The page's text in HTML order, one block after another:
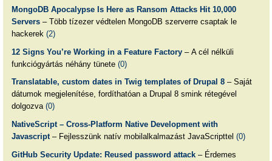
MongoDB Apocalypse Is Here as Ransom Attacks Hit 10,000
Servers– Több tízezer védtelen MongoDB szerverre csaptak le
hackerek (2)
12 Signs You’re Working in a Feature Factory– A cél nélküli
funkciógyártás néhány tünete (0)
Translatable, custom dates in Twig templates of Drupal 8– Saját
dátumok megjelenítése, fordíthatóan a Drupal 8 smink rétegével
dolgozva (0)
NativeScript – Cross-Platform Native Development with
Javascript– Fejlesszünk natív mobilalkalmazást JavaScripttel (0)
GitHub Security Update: Reused password attack– Érdemes